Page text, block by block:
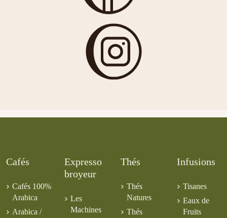
Cafés
Cafés 100%
Arabica
Arabica /
Expresso
broyeur
Les
Machines
Thés
Thés
Natures
Thés
Infusions
Tisanes
Eaux de
Fruits